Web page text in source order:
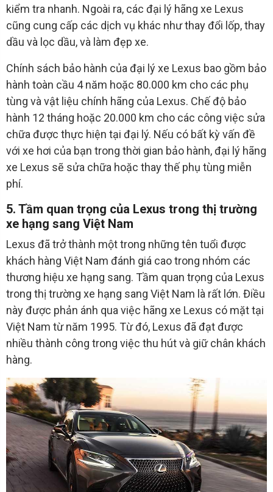
kiểm tra nhanh. Ngoài ra, các đại lý hãng xe Lexus
cũng cung cấp các dịch vụ khác như thay đổi lốp, thay
dầu và lọc dầu, và làm đẹp xe.
Chính sách bảo hành của đại lý xe Lexus bao gồm bảo
hành toàn cầu 4 năm hoặc 80.000 km cho các phụ
tùng và vật liệu chính hãng của Lexus. Chế độ bảo
hành 12 tháng hoặc 20.000 km cho các công việc sửa
chữa được thực hiện tại đại lý. Nếu có bất kỳ vấn đề
với xe hơi của bạn trong thời gian bảo hành, đại lý hãng
xe Lexus sẽ sửa chữa hoặc thay thế phụ tùng miễn
phí.
5. Tầm quan trọng của Lexus trong thị trường
xe hạng sang Việt Nam
Lexus đã trở thành một trong những tên tuổi được
khách hàng Việt Nam đánh giá cao trong nhóm các
thương hiệu xe hạng sang. Tầm quan trọng của Lexus
trong thị trường xe hạng sang Việt Nam là rất lớn. Điều
này được phản ánh qua việc hãng xe Lexus có mặt tại
Việt Nam từ năm 1995. Từ đó, Lexus đã đạt được
nhiều thành công trong việc thu hút và giữ chân khách
hàng.